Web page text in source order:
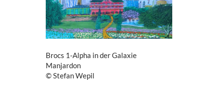
Brocs 1-Alpha in der Galaxie
Manjardon
© Stefan Wepil